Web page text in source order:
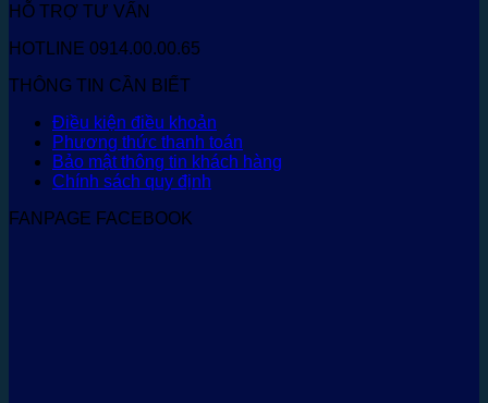
HỖ TRỢ TƯ VẤN
HOTLINE 0914.00.00.65
THÔNG TIN CẦN BIẾT
Điều kiện điều khoản
Phương thức thanh toán
Bảo mật thông tin khách hàng
Chính sách quy định
FANPAGE FACEBOOK